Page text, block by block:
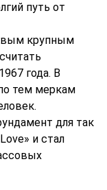
путь от
крупным
года. В
тем меркам
для так
и стал